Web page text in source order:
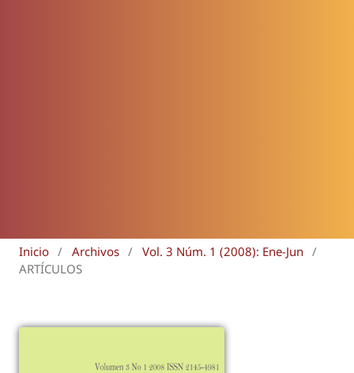
Inicio / Archivos / Vol. 3 Núm. 1 (2008): Ene-Jun
/
ARTÍCULOS